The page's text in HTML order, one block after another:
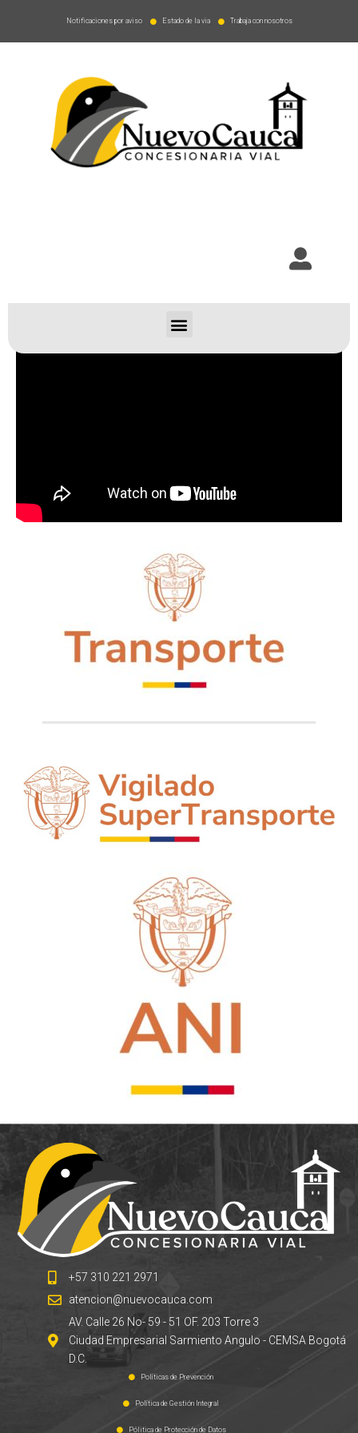
Notificaciones por aviso Estado de la via Trabaja con nosotros
+57 310 221 2971
atencion@nuevocauca.com
AV. Calle 26 No- 59 - 51 OF. 203 Torre 3
Ciudad Empresarial Sarmiento Angulo - CEMSA Bogotá
D.C.
Políticas de Prevención
Política de Gestión Integral
Pólitica de Protección de Datos